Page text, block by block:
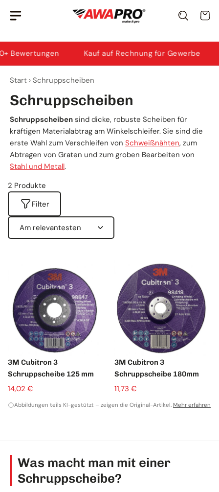
Zum
Kauf auf Rechnung für Gewerbe
Start › Schruppscheiben
Schruppscheiben
Schruppscheiben sind dicke, robuste Scheiben für
kräftigen Materialabtrag am Winkelschleifer. Sie sind die
erste Wahl zum Verschleifen von Schweißnähten, zum
Abtragen von Graten und zum groben Bearbeiten von
Stahl und Metall.
Filter
2 Produkte
c
h
:
3M Cubitron 3
Schruppscheibe 125 mm
14,02 €
3M Cubitron 3
Schruppscheibe 180mm
11,73 €
Abbildungen teils KI-gestützt – zeigen die Original-Artikel. Mehr erfahren
Was macht man mit einer
Schruppscheibe?
· KI-Berater